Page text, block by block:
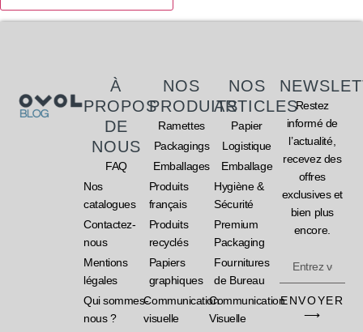
À
PROPOS
DE
NOUS
FAQ
Nos
catalogues
Contactez-
nous
Mentions
légales
Qui sommes-
nous ?
NOS
PRODUITS
Ramettes
Packagings
Emballages
Produits
français
Produits
recyclés
Papiers
graphiques
Communication
visuelle
NOS
ARTICLES
Papier
Logistique
Emballage
Hygiène &
Sécurité
Premium
Packaging
Fournitures
de Bureau
Communication
Visuelle
Restez
informé de
l’actualité,
recevez des
offres
exclusives et
bien plus
encore.
ENVOYER
⟶